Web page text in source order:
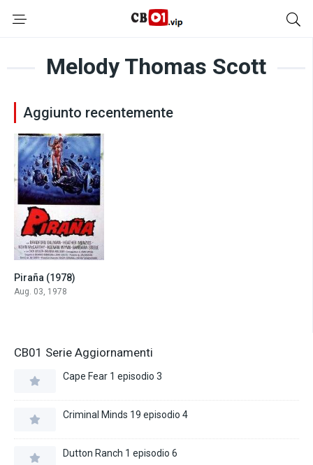
Melody Thomas Scott
Aggiunto recentemente
Piraña (1978)
Aug. 03, 1978
CB01 Serie Aggiornamenti
Cape Fear 1 episodio 3
Criminal Minds 19 episodio 4
Dutton Ranch 1 episodio 6